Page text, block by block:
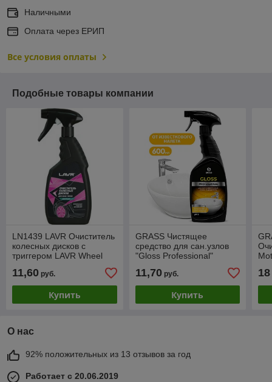
Наличными
Оплата через ЕРИП
Все условия оплаты
Подобные товары компании
LN1439 LAVR Очиститель
колесных дисков с
триггером LAVR Wheel
11,60 руб.
Купить
GRASS Чистящее
средство для сан.узлов
"Gloss Professional"
11,70руб.
Купить
18
О нас
92% положительных из 13 отзывов за год
Работает с 20.06.2019